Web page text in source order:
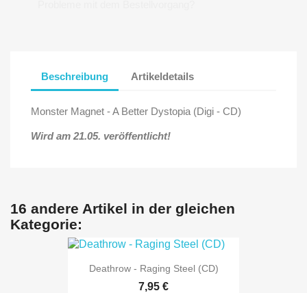
Beschreibung Artikeldetails
Monster Magnet - A Better Dystopia (Digi - CD)
Wird am 21.05. veröffentlicht!
16 andere Artikel in der gleichen
Kategorie:
Deathrow - Raging Steel (CD)
7,95 €